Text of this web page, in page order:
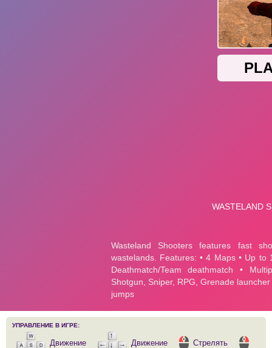
УПРАВЛЕНИЕ В ИГРЕ:
Движение Движение Стрелять